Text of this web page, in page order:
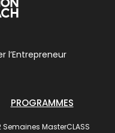
l’Entrepreneur
PROGRAMMES
Semaines MasterCLASS